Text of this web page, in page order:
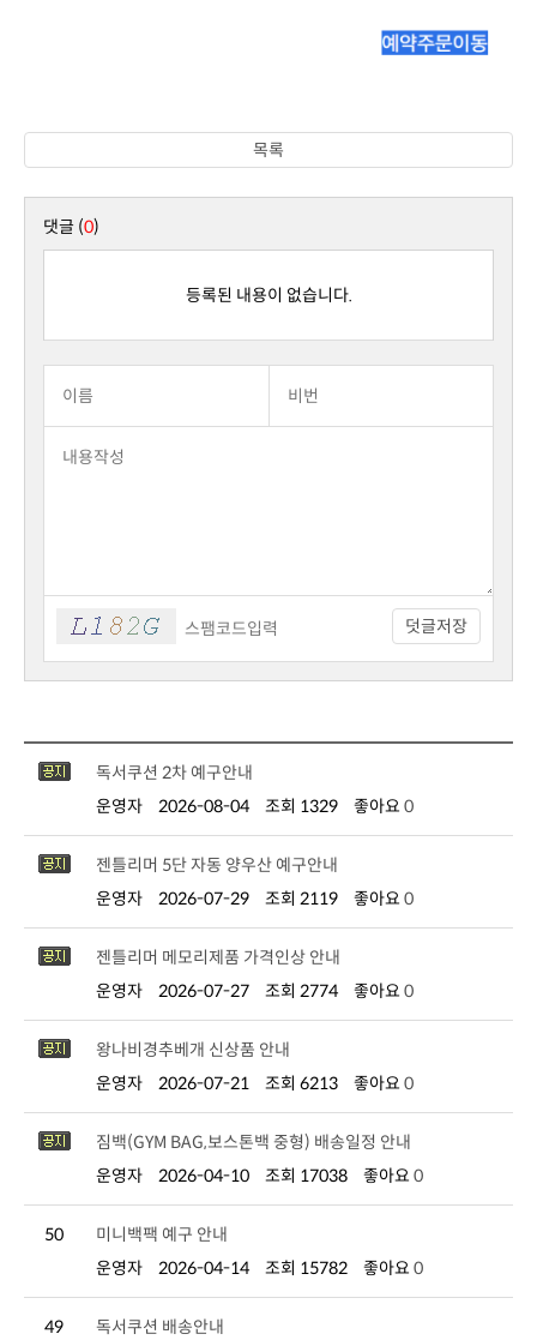
목록
댓글 (0)
등록된 내용이 없습니다.
덧글저장
독서쿠션 2차 예구안내
운영자
2026-08-04 조회 1329 좋아요 0
젠틀리머 5단 자동 양우산 예구안내
운영자
2026-07-29 조회 2119 좋아요 0
젠틀리머 메모리제품 가격인상 안내
운영자
2026-07-27 조회 2774 좋아요 0
왕나비경추베개 신상품 안내
운영자
2026-07-21 조회 6213 좋아요 0
짐백(GYM BAG,보스톤백 중형) 배송일정 안내
운영자
2026-04-10 조회 17038 좋아요 0
50
미니백팩 예구 안내
운영자
2026-04-14 조회 15782 좋아요 0
49
독서쿠션 배송안내